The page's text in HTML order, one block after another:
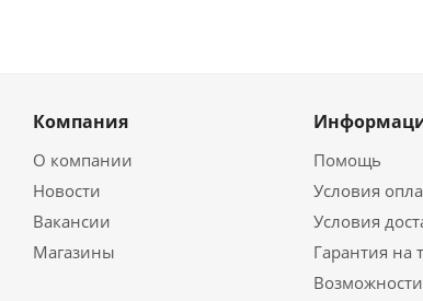
Компания
О компании
Новости
Вакансии
Магазины
Помощь
Условия
Условия
Гарантия на
Возможности